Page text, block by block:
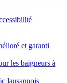
et garanti
les baigneurs à
lausannois